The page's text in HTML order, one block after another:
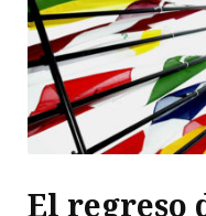
El regreso